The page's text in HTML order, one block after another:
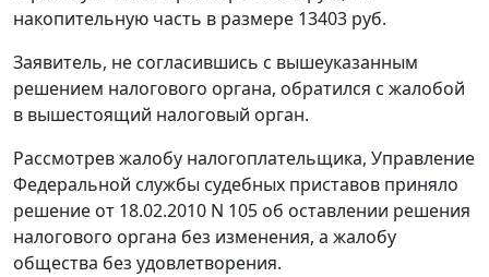
накопительную часть в размере 13403 руб.
Заявитель, не согласившись с вышеуказанным
решением налогового органа, обратился с жалобой
в вышестоящий налоговый орган.
Рассмотрев жалобу налогоплательщика, Управление
Федеральной службы судебных приставов приняло
решение от 18.02.2010 N 105 об оставлении решения
налогового органа без изменения, а жалобу
общества без удовлетворения.